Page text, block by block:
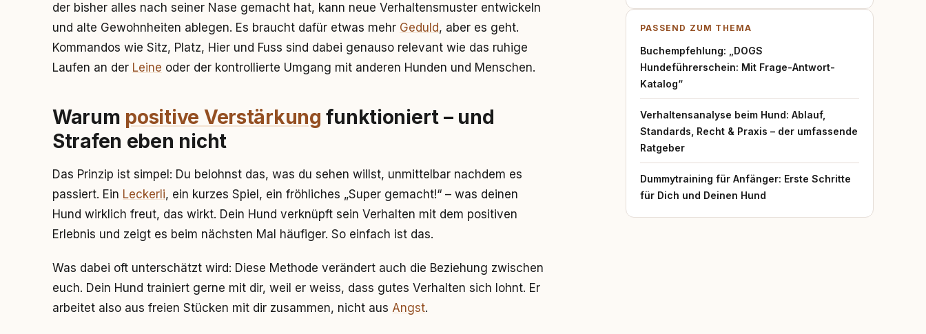
der bisher alles nach seiner Nase gemacht hat, kann neue Verhaltensmuster entwickeln
und alte Gewohnheiten ablegen. Es braucht dafür etwas mehr Geduld, aber es geht.
Kommandos wie Sitz, Platz, Hier und Fuss sind dabei genauso relevant wie das ruhige
Laufen an der Leine oder der kontrollierte Umgang mit anderen Hunden und Menschen.
Warum positive Verstärkung funktioniert – und
Strafen eben nicht
Das Prinzip ist simpel: Du belohnst das, was du sehen willst, unmittelbar nachdem es
passiert. Ein Leckerli, ein kurzes Spiel, ein fröhliches „Super gemacht!“ – was deinen
Hund wirklich freut, das wirkt. Dein Hund verknüpft sein Verhalten mit dem positiven
Erlebnis und zeigt es beim nächsten Mal häufiger. So einfach ist das.
Was dabei oft unterschätzt wird: Diese Methode verändert auch die Beziehung zwischen
euch. Dein Hund trainiert gerne mit dir, weil er weiss, dass gutes Verhalten sich lohnt. Er
arbeitet also aus freien Stücken mit dir zusammen, nicht aus Angst.
PASSEND ZUM THEMA
Buchempfehlung: „DOGS
Hundeführerschein: Mit Frage-Antwort-
Katalog“
Verhaltensanalyse beim Hund: Ablauf,
Standards, Recht & Praxis – der umfassende
Ratgeber
Dummytraining für Anfänger: Erste Schritte
für Dich und Deinen Hund